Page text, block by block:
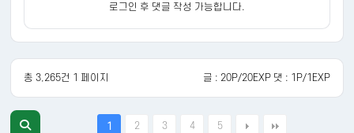
로그인 후 댓글 작성 가능합니다.
총 3,265건 1 페이지 글 : 20P/20EXP 댓 : 1P/1EXP
1 2 3 4 5